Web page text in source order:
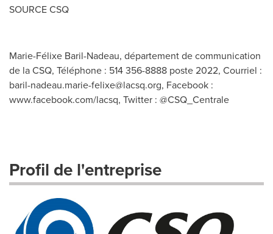
SOURCE CSQ
Marie-Félixe Baril-Nadeau, département de communication
de la CSQ, Téléphone : 514 356-8888 poste 2022, Courriel :
baril-nadeau.marie-felixe@lacsq.org, Facebook :
www.facebook.com/lacsq, Twitter : @CSQ_Centrale
Profil de l'entreprise